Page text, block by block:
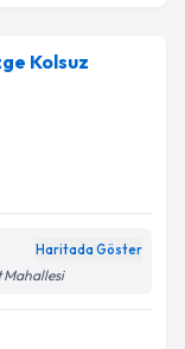
Kolsuz
Haritada Göster
Mahallesi